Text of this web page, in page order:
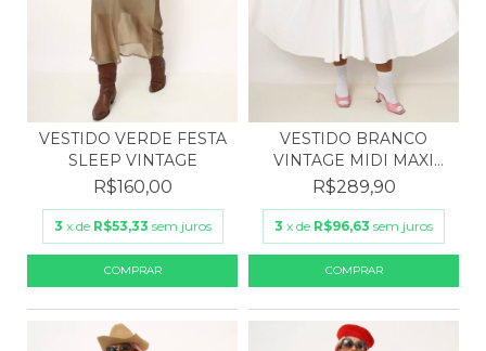
VESTIDO VERDE FESTA
SLEEP VINTAGE
R$160,00
3 x de R$53,33 sem juros
VESTIDO BRANCO
VINTAGE MIDI MAXI
VOLUME
R$289,90
3 x de R$96,63 sem juros